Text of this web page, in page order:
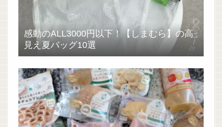
感動のALL3000円以下！【しまむら】の高
見え夏バッグ10選